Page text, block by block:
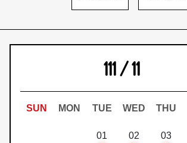
111 / 11
SUN MON TUE WED THU
01 02 03